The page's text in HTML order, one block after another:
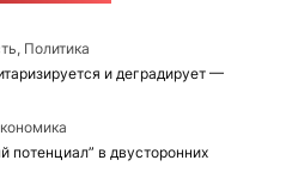
Политика
и деградирует —
потенциал” в двусторонних